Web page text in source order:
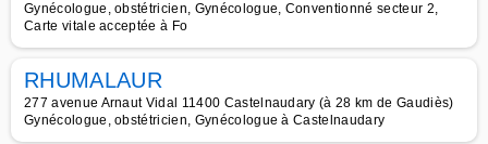
Gynécologue, obstétricien, Gynécologue, Conventionné secteur 2,
Carte vitale acceptée à Fo
RHUMALAUR
277 avenue Arnaut Vidal 11400 Castelnaudary (à 28 km de Gaudiès)
Gynécologue, obstétricien, Gynécologue à Castelnaudary